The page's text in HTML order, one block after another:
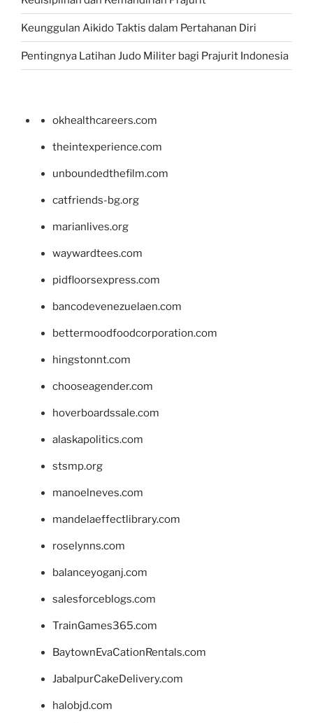
Keunggulan Aikido Taktis dalam Pertahanan Diri
Pentingnya Latihan Judo Militer bagi Prajurit Indonesia
okhealthcareers.com
theintexperience.com
unboundedthefilm.com
catfriends-bg.org
marianlives.org
waywardtees.com
pidfloorsexpress.com
bancodevenezuelaen.com
bettermoodfoodcorporation.com
hingstonnt.com
chooseagender.com
hoverboardssale.com
alaskapolitics.com
stsmp.org
manoelneves.com
mandelaeffectlibrary.com
roselynns.com
balanceyoganj.com
salesforceblogs.com
TrainGames365.com
BaytownEvaCationRentals.com
JabalpurCakeDelivery.com
halobjd.com